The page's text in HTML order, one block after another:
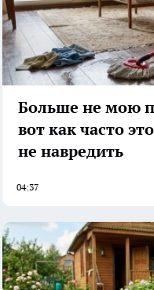
Больше не мою
вот как часто
не навредить
04:37